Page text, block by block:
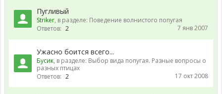
Пугливый
Striker, в разделе: Поведение волнистого попугая
Ответов: 2 7 янв 2007
Ужасно боится всего...
Бусик, в разделе: Выбор вида попугая. Разные вопросы о
разных птицах
Ответов: 2 17 окт 2008